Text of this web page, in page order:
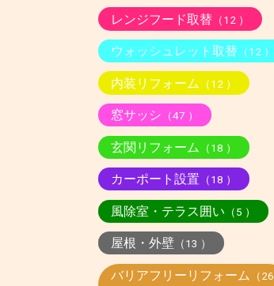
レンジフード取替（12 ）
ウォッシュレット取替（12 ）
内装リフォーム （12 ）
窓サッシ （47 ）
玄関リフォーム （18 ）
カーポート設置 （18 ）
風除室・テラス囲い （5 ）
屋根・外壁（13 ）
バリアフリーリフォーム （26